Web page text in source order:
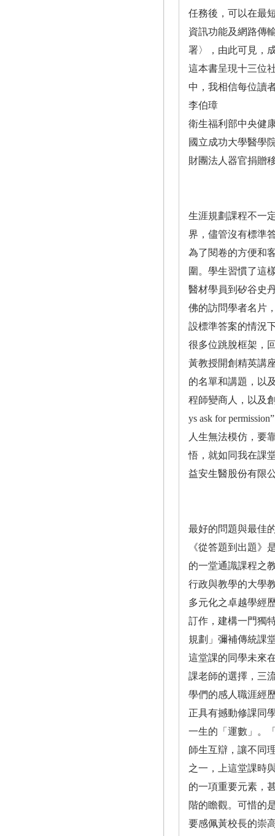
任務後，可以在最
資訊功能及網路傳
署〉，由此可見，
這本書呈現十三位
中，我相信每位讀
李伯璋
衛生福利部中央健
國立成功大學醫學
財團法人器官捐贈
生涯規劃課程不一
界，儘管沒有標準
為了閱卷的方便和
圍。學生習慣了這
醫材學員到矽谷史
佛的訪問學者名片
設標準答案的情況
很多位跳脫框架，
黃教授開創精英講
的名單和講題，以
程師變商人，以及
ys ask for
人生無法模仿，要
悟，就如同我在課
益安生醫股份有限
最好的問題與最佳
《從答題到出題》
的一堂通識課程之
行政與教學的大學
多元化之卓越學經
訂作，建構一門獨
規劃」彌補傳統課
這堂課的同學未來
課老師的選擇，三
學們的感人職涯經
正具有撼動修課同
一生的「運數」。
師生互辯，讓不同
之一，上這堂課時
的一項重要元素，
階的瞻觀。可惜的
要感佩黃校長的崇